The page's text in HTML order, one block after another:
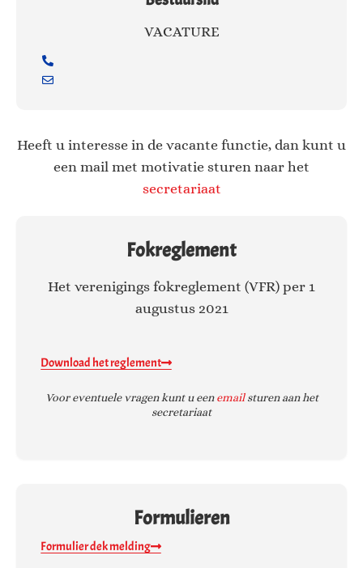
VACATURE
Heeft u interesse in de vacante functie, dan kunt u
een mail met motivatie sturen naar het
secretariaat
Fokreglement
Het verenigings fokreglement (VFR) per 1
augustus 2021
Download het reglement
Voor eventuele vragen kunt u eenemailsturen aan het
secretariaat
Formulieren
Formulier dek melding